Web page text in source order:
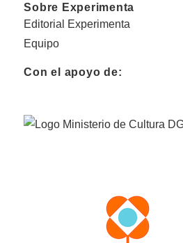
Sobre Experimenta
Editorial Experimenta
Equipo
Con el apoyo de: